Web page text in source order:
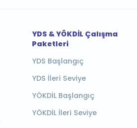
YDS & YÖKDİL Çalışma
Paketleri
YDS Başlangıç
YDS İleri Seviye
YÖKDİL Başlangıç
YÖKDİL İleri Seviye